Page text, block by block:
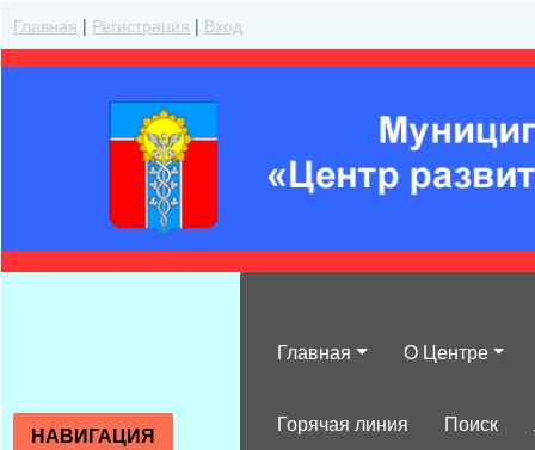
Главная | Регистрация | Вход
Главная О Центре
Горячая линия Поиск
НАВИГАЦИЯ